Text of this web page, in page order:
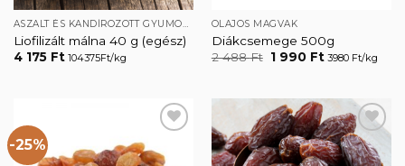
ASZALT ÉS KANDÍROZOTT GYÜMÖLCSÖK
Liofilizált málna 40 g (egész)
4 175 Ft104375Ft/kg
OLAJOS MAGVAK
Diákcsemege 500g
2 488Ft Original
488 Ft.
1 990 FtCurrent
990 Ft.
3980 Ft/kg
-25%